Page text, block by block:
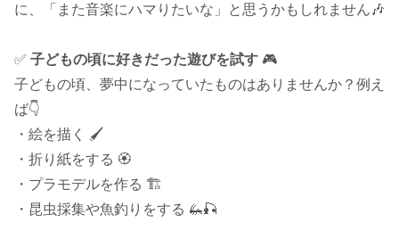
に、「また音楽にハマりたいな」と思うかもしれません🎶
✅ 子どもの頃に好きだった遊びを試す 🎮
子どもの頃、夢中になっていたものはありませんか？例え
ば👇
・絵を描く 🖌️
・折り紙をする 🏵️
・プラモデルを作る 🏗️
・昆虫採集や魚釣りをする 🦗🎣